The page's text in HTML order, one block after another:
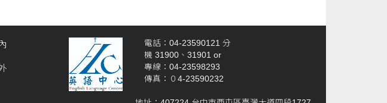
電話：04-23590121 分
機 31900、31901 or
專線：04-23598293
傳真：０4-23590232